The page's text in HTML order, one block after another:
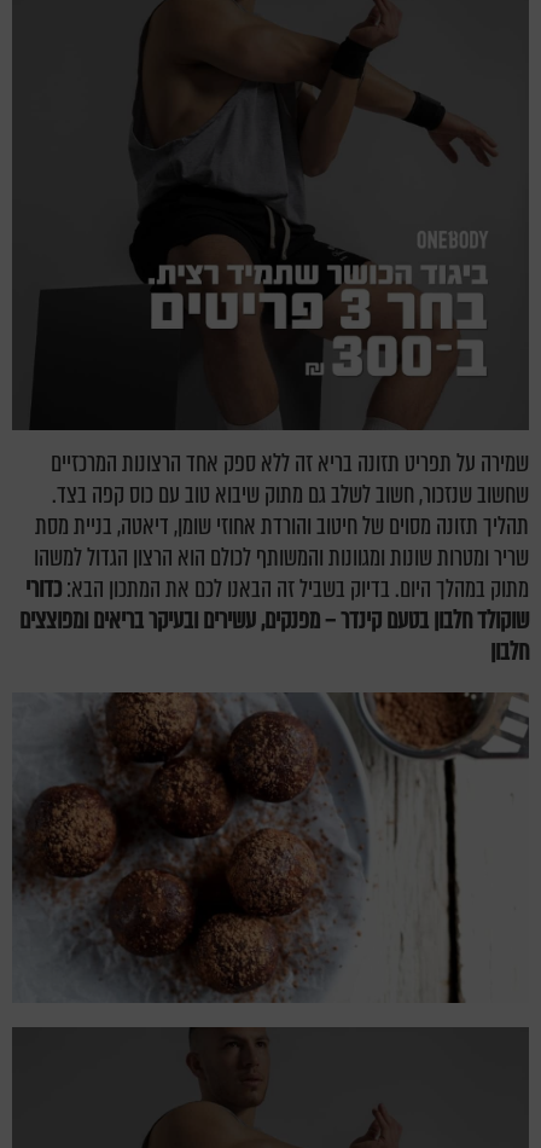
שמירה על תפריט תזונה בריא זה ללא ספק אחד הרצונות המרכזיים
שחשוב שנזכור, חשוב לשלב גם מתוק שיבוא טוב עם כוס קפה בצד.
תהליך תזונה מסוים של חיטוב והורדת אחוזי שומן, דיאטה, בניית מסת
שריר ומטרות שונות ומגוונות והמשותף לכולם הוא הרצון הגדול למשהו
מתוק במהלך היום. בדיוק בשביל זה הבאנו לכם את המתכון הבא:כדורי
שוקולד חלבון בטעם קינדר – מפנקים, עשירים ובעיקר בריאים ומפוצצים
חלבון